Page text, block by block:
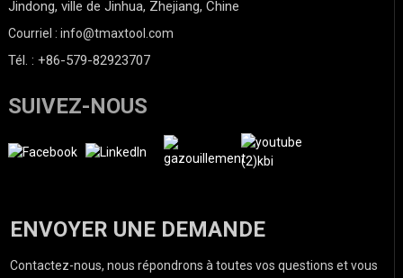
Jindong, ville de Jinhua, Zhejiang, Chine
Courriel : info@tmaxtool.com
Tél. : +86-579-82923707
SUIVEZ-NOUS
ENVOYER UNE DEMANDE
Contactez-nous, nous répondrons à toutes vos questions et vous